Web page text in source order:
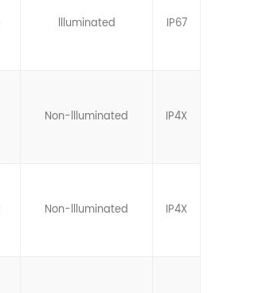
llluminated IP67
Non-llluminated IP4X
Non-llluminated IP4X